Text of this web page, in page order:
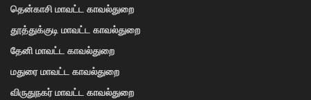
தென்காசி மாவட்ட காவல்துறை
தூத்துக்குடி மாவட்ட காவல்துறை
தேனி மாவட்ட காவல்துறை
மதுரை மாவட்ட காவல்துறை
விருதுநகர் மாவட்ட காவல்துறை